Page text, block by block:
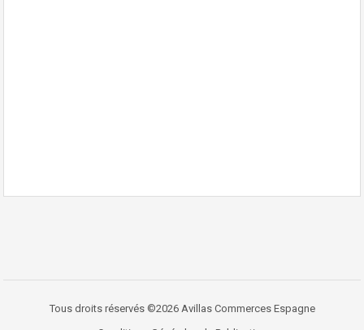
Tous droits réservés ©2026 Avillas Commerces Espagne